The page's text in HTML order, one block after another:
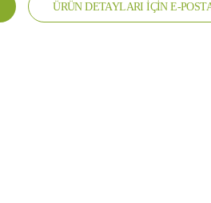
ÜRÜN DETAYLARI İÇİN E-